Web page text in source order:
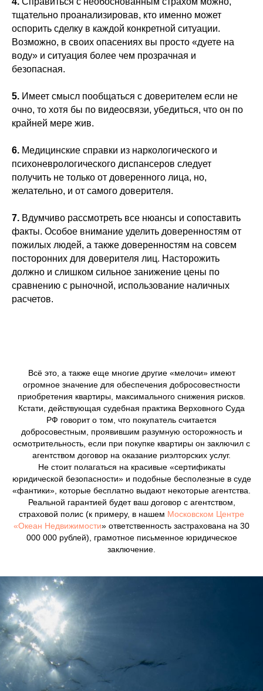
тщательно проанализировав, кто именно может
оспорить сделку в каждой конкретной ситуации.
Возможно, в своих опасениях вы просто «дуете на
воду» и ситуация более чем прозрачная и
безопасная.
5. Имеет смысл пообщаться с доверителем если не
очно, то хотя бы по видеосвязи, убедиться, что он по
крайней мере жив.
6. Медицинские справки из наркологического и
психоневрологического диспансеров следует
получить не только от доверенного лица, но,
желательно, и от самого доверителя.
7. Вдумчиво рассмотреть все нюансы и сопоставить
факты. Особое внимание уделить доверенностям от
пожилых людей, а также доверенностям на совсем
посторонних для доверителя лиц. Насторожить
должно и слишком сильное занижение цены по
сравнению с рыночной, использование наличных
расчетов.
Всё это, а также еще многие другие «мелочи» имеют
огромное значение для обеспечения добросовестности
приобретения квартиры, максимального снижения рисков.
Кстати, действующая судебная практика Верховного Суда
РФ говорит о том, что покупатель считается
добросовестным, проявившим разумную осторожность и
осмотрительность, если при покупке квартиры он заключил с
агентством договор на оказание риэлторских услуг.
Не стоит полагаться на красивые «сертификаты
юридической безопасности» и подобные бесполезные в суде
«фантики», которые бесплатно выдают некоторые агентства.
Реальной гарантией будет ваш договор с агентством,
страховой полис (к примеру, в нашем Московском Центре
«Океан Недвижимости» ответственность застрахована на 30
000 000 рублей), грамотное письменное юридическое
заключение.